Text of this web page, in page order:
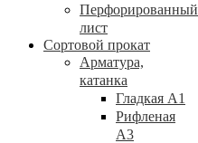
Перфорированный
лист
Сортовой прокат
Арматура,
катанка
Гладкая А1
Рифленая
А3